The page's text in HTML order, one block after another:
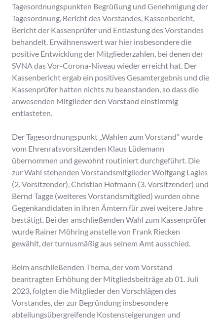
Tagesordnungspunkten Begrüßung und Genehmigung der
Tagesordnung, Bericht des Vorstandes, Kassenbericht,
Bericht der Kassenprüfer und Entlastung des Vorstandes
behandelt. Erwähnenswert war hier insbesondere die
positive Entwicklung der Mitgliederzahlen, bei denen der
SVNA das Vor-Corona-Niveau wieder erreicht hat. Der
Kassenbericht ergab ein positives Gesamtergebnis und die
Kassenprüfer hatten nichts zu beanstanden, so dass die
anwesenden Mitglieder den Vorstand einstimmig
entlasteten.
Der Tagesordnungspunkt „Wahlen zum Vorstand“ wurde
vom Ehrenratsvorsitzenden Klaus Lüdemann
übernommen und gewohnt routiniert durchgeführt. Die
zur Wahl stehenden Vorstandsmitglieder Wolfgang Lagies
(2. Vorsitzender), Christian Hofmann (3. Vorsitzender) und
Bernd Tagge (weiteres Vorstandsmitglied) wurden ohne
Gegenkandidaten in ihren Ämtern für zwei weitere Jahre
bestätigt. Bei der anschließenden Wahl zum Kassenprüfer
wurde Rainer Möhring anstelle von Frank Riecken
gewählt, der turnusmäßig aus seinem Amt ausschied.
Beim anschließenden Thema, der vom Vorstand
beantragten Erhöhung der Mitgliedsbeiträge ab 01. Juli
2023, folgten die Mitglieder den Vorschlägen des
Vorstandes, der zur Begründung insbesondere
abteilungsübergreifende Kostensteigerungen und